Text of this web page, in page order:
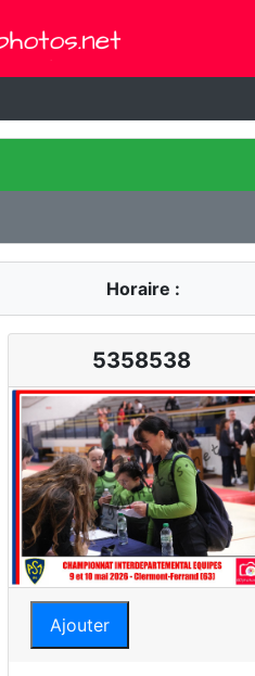
Horaire :
5358538
Ajouter